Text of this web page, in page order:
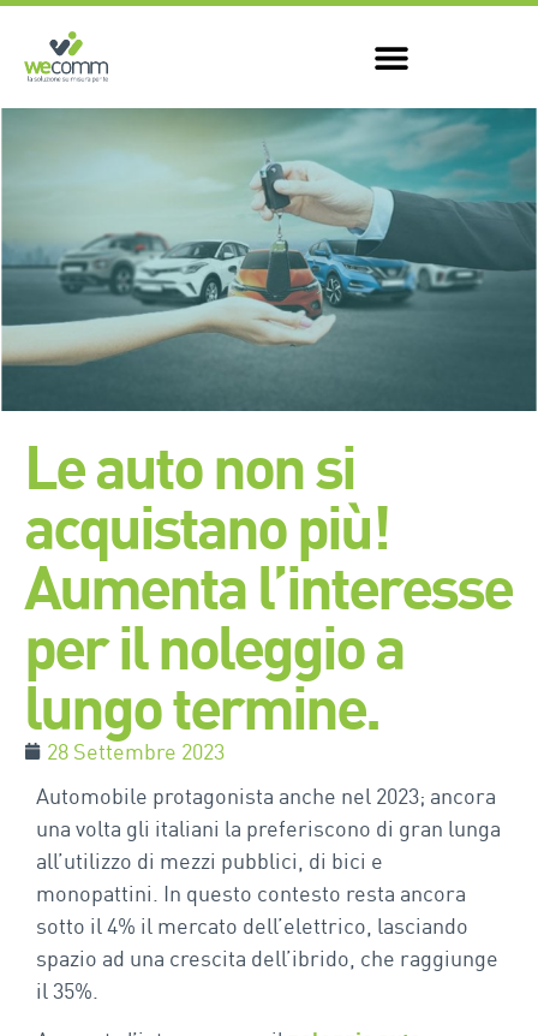
Le auto non si
acquistano più!
Aumenta l’interesse
per il noleggio a
lungo termine.
28 Settembre 2023
Automobile protagonista anche nel 2023; ancora
una volta gli italiani la preferiscono di gran lunga
all’utilizzo di mezzi pubblici, di bici e
monopattini. In questo contesto resta ancora
sotto il 4% il mercato dell’elettrico, lasciando
spazio ad una crescita dell’ibrido, che raggiunge
il 35%.